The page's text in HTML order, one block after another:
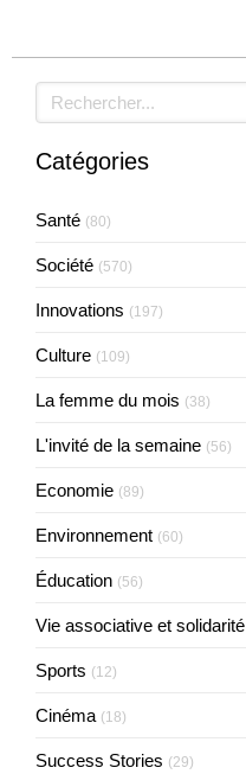
Rechercher
Catégories
Santé (80)
Société (570)
Innovations (197)
Culture (109)
La femme du mois (38)
L'invité de la semaine (56)
Economie (89)
Environnement (60)
Éducation (56)
Vie associative et solidarité
Sports (12)
Cinéma (18)
Success Stories (29)